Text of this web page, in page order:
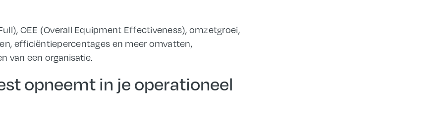
OEE (Overall Equipment Effectiveness), omzetgroei,
efficiëntiepercentages en meer omvatten,
van een organisatie.
opneemt in je operationeel